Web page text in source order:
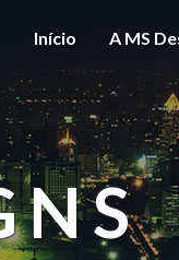
Início A MS